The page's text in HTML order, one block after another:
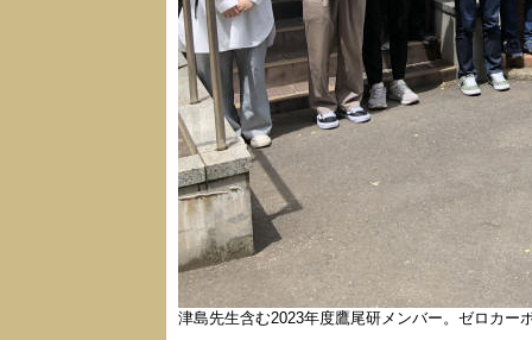
津島先生含む2023年度鷹尾研メンバー。ゼロカー